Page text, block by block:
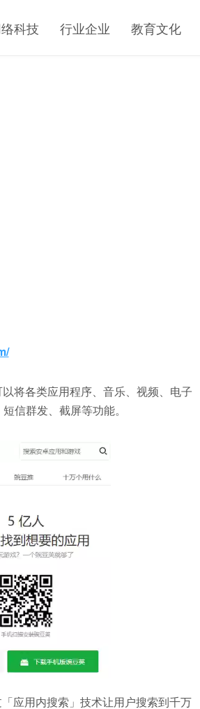
科技 行业企业 教育文化
将各类应用程序、音乐、视频、电子
信群发、截屏等功能。
应用内搜索」技术让用户搜索到千万